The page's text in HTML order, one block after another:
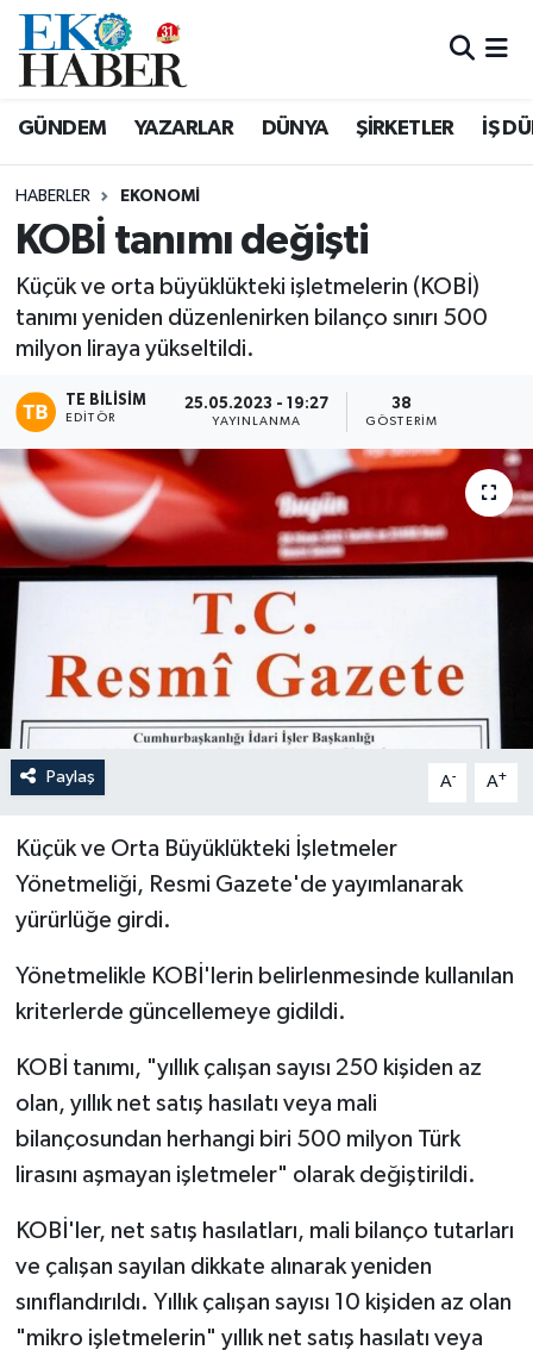
GÜNDEM YAZARLAR DÜNYA ŞİRKETLER İŞ
HABERLER EKONOMI
KOBİ tanımı değişti
Küçük ve orta büyüklükteki işletmelerin (KOBİ)
tanımı yeniden düzenlenirken bilanço sınırı 500
milyon liraya yükseltildi.
TE BILISIM
EDITÖR
25.05.2023 - 19:27
YAYINLANMA
38
GÖSTERIM
Paylaş A- A+
Küçük ve Orta Büyüklükteki İşletmeler
Yönetmeliği, Resmi Gazete'de yayımlanarak
yürürlüğe girdi.
Yönetmelikle KOBİ'lerin belirlenmesinde kullanılan
kriterlerde güncellemeye gidildi.
KOBİ tanımı, "yıllık çalışan sayısı 250 kişiden az
olan, yıllık net satış hasılatı veya mali
bilançosundan herhangi biri 500 milyon Türk
lirasını aşmayan işletmeler" olarak değiştirildi.
KOBİ'ler, net satış hasılatları, mali bilanço tutarları
ve çalışan sayılan dikkate alınarak yeniden
sınıflandırıldı. Yıllık çalışan sayısı 10 kişiden az olan
"mikro işletmelerin" yıllık net satış hasılatı veya
Hava Durumu
Süper Lig Puan Durumu ve Fikstür
Son Dakika Haberleri
Haber Arşivi